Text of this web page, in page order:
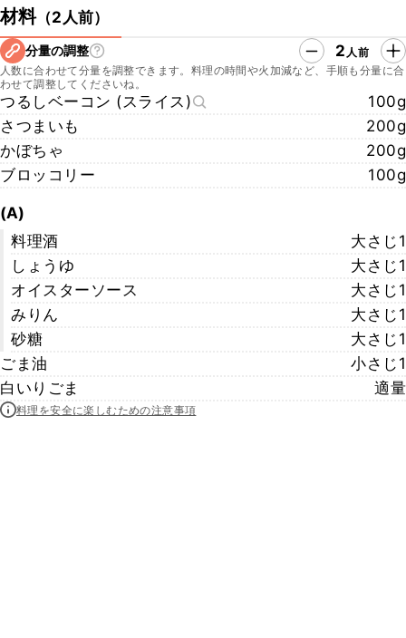
材料（2人前）
分量の調整 2 人前
人数に合わせて分量を調整できます。料理の時間や火加減など、手順も分量に合
わせて調整してくださいね。
つるしベーコン (スライス)
100g
さつまいも
200g
かぼちゃ
200g
ブロッコリー
100g
(A)
料理酒
大さじ1
しょうゆ
大さじ1
オイスターソース
大さじ1
みりん
大さじ1
砂糖
大さじ1
ごま油
小さじ1
白いりごま
適量
料理を安全に楽しむための注意事項